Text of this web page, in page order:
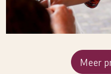
Meer